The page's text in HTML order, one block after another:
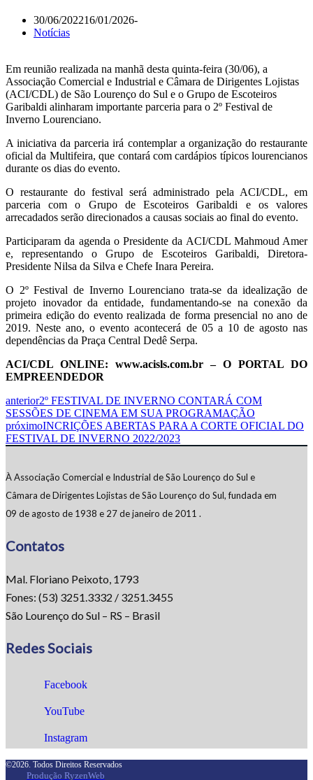
30/06/202216/01/2026
Notícias
Em reunião realizada na manhã desta quinta-feira (30/06), a
Associação Comercial e Industrial e Câmara de Dirigentes Lojistas
(ACI/CDL) de São Lourenço do Sul e o Grupo de Escoteiros
Garibaldi alinharam importante parceria para o 2º Festival de
Inverno Lourenciano.
A iniciativa da parceria irá contemplar a organização do restaurante
oficial da Multifeira, que contará com cardápios típicos lourencianos
durante os dias do evento.
O restaurante do festival será administrado pela ACI/CDL, em
parceria com o Grupo de Escoteiros Garibaldi e os valores
arrecadados serão direcionados a causas sociais ao final do evento.
Participaram da agenda o Presidente da ACI/CDL Mahmoud Amer
e, representando o Grupo de Escoteiros Garibaldi, Diretora-
Presidente Nilsa da Silva e Chefe Inara Pereira.
O 2º Festival de Inverno Lourenciano trata-se da idealização de
projeto inovador da entidade, fundamentando-se na conexão da
primeira edição do evento realizada de forma presencial no ano de
2019. Neste ano, o evento acontecerá de 05 a 10 de agosto nas
dependências da Praça Central Dedê Serpa.
ACI/CDL ONLINE: www.acisls.com.br – O PORTAL DO
EMPREENDEDOR
anterior2º FESTIVAL DE INVERNO CONTARÁ COM
SESSÕES DE CINEMA EM SUA PROGRAMAÇÃO
próximoINCRIÇÕES ABERTAS PARA A CORTE OFICIAL DO
FESTIVAL DE INVERNO 2022/2023
À Associação Comercial e Industrial de São Lourenço do Sul e
Câmara de Dirigentes Lojistas de São Lourenço do Sul, fundada em
09 de agosto de 1938 e 27 de janeiro de 2011 .
Contatos
Mal. Floriano Peixoto, 1793
Fones: (53) 3251.3332 / 3251.3455
São Lourenço do Sul – RS – Brasil
Redes Sociais
Facebook
YouTube
Instagram
©2026. Todos Direitos Reservados
Produção RyzenWeb